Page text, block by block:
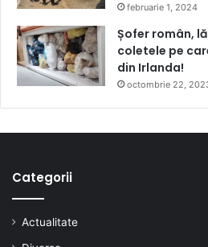
februarie 1, 2024
Șofer român,
coletele pe
din Irlanda!
octombrie 22,
Categorii
Actualitate